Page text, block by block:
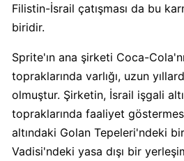
Sahibi
Kim?
Carrefour
Boykot
mu?
Carrefour
Kimin
Sahibi
Filistin-İsrail çatışması da bu
biridir.
Sprite'ın ana şirketi Coca-
topraklarında varlığı, uzun
olmuştur. Şirketin, İsrail işgali
topraklarında faaliyet
altındaki Golan Tepeleri'ndeki
Vadisi'ndeki yasa dışı bir